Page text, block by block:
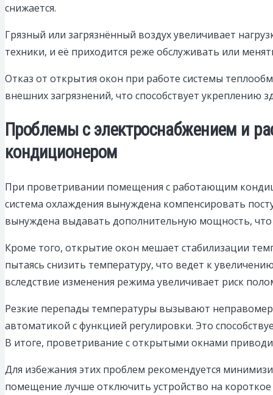
снижается.
Грязный или загрязнённый воздух увеличивает
техники, и её приходится реже обслуживать или
Отказ от открытия окон при работе системы
внешних загрязнений, что способствует
Проблемы с электроснабжением и
кондиционером
При проветривании помещения с работающим
система охлаждения вынуждена компенсировать
вынуждена выдавать дополнительную мощность, что
Кроме того, открытие окон мешает стабилизации
пытаясь снизить температуру, что ведет к
вследствие изменения режима увеличивает риск
Резкие перепады температуры вызывают
автоматикой с функцией регулировки. Это
В итоге, проветривание с открытыми окнами
Для избежания этих проблем рекомендуется
помещение лучше отключить устройство на